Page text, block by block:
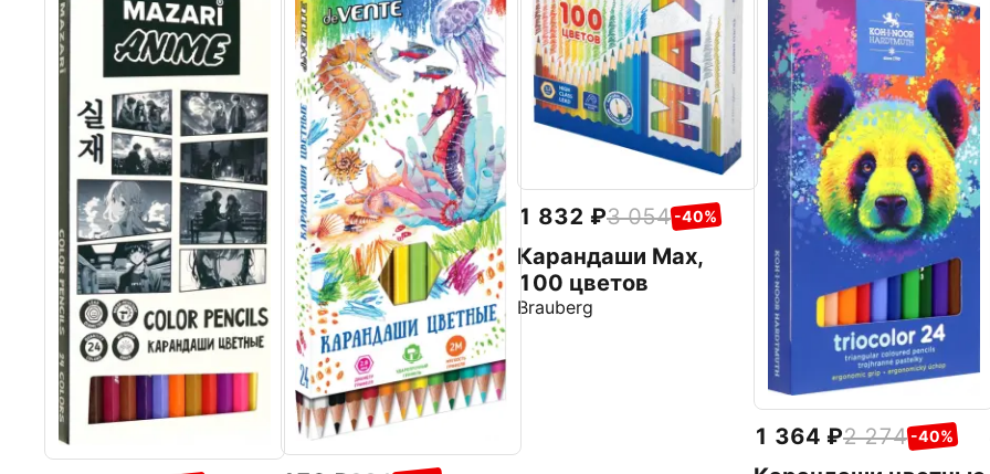
1 832 3 054 -40%
Карандаши Max,
100 цветов
Brauberg
1 364 2 274 -40%